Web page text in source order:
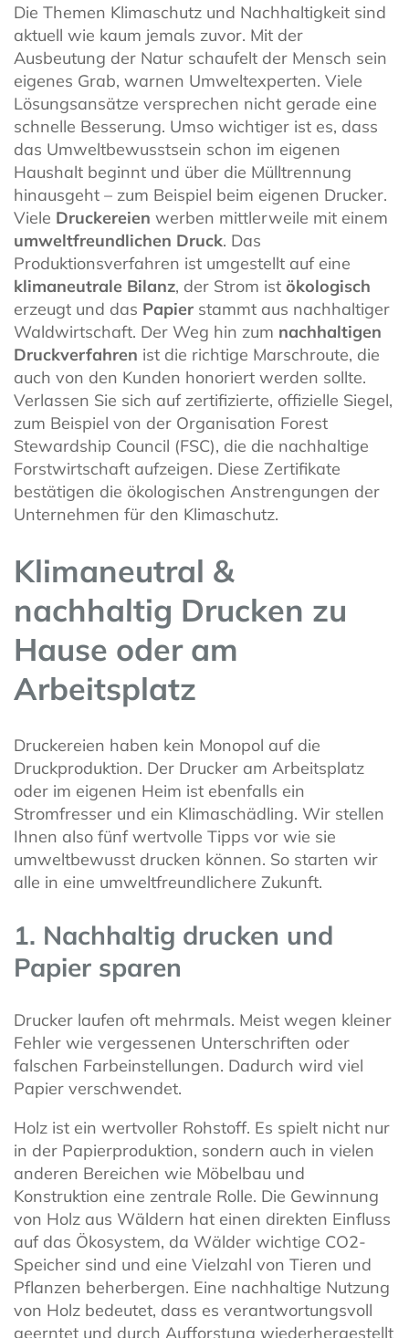
Die Themen Klimaschutz und Nachhaltigkeit sind
aktuell wie kaum jemals zuvor. Mit der
Ausbeutung der Natur schaufelt der Mensch sein
eigenes Grab, warnen Umweltexperten. Viele
Lösungsansätze versprechen nicht gerade eine
schnelle Besserung. Umso wichtiger ist es, dass
das Umweltbewusstsein schon im eigenen
Haushalt beginnt und über die Mülltrennung
hinausgeht – zum Beispiel beim eigenen Drucker.
Viele Druckereien werben mittlerweile mit einem
umweltfreundlichen Druck. Das
Produktionsverfahren ist umgestellt auf eine
klimaneutrale Bilanz, der Strom ist ökologisch
erzeugt und das Papier stammt aus nachhaltiger
Waldwirtschaft. Der Weg hin zum nachhaltigen
Druckverfahren ist die richtige Marschroute, die
auch von den Kunden honoriert werden sollte.
Verlassen Sie sich auf zertifizierte, offizielle Siegel,
zum Beispiel von der Organisation Forest
Stewardship Council (FSC), die die nachhaltige
Forstwirtschaft aufzeigen. Diese Zertifikate
bestätigen die ökologischen Anstrengungen der
Unternehmen für den Klimaschutz.
Klimaneutral &
nachhaltig Drucken zu
Hause oder am
Arbeitsplatz
Druckereien haben kein Monopol auf die
Druckproduktion. Der Drucker am Arbeitsplatz
oder im eigenen Heim ist ebenfalls ein
Stromfresser und ein Klimaschädling. Wir stellen
Ihnen also fünf wertvolle Tipps vor wie sie
umweltbewusst drucken können. So starten wir
alle in eine umweltfreundlichere Zukunft.
1. Nachhaltig drucken und
Papier sparen
Drucker laufen oft mehrmals. Meist wegen kleiner
Fehler wie vergessenen Unterschriften oder
falschen Farbeinstellungen. Dadurch wird viel
Papier verschwendet.
Holz ist ein wertvoller Rohstoff. Es spielt nicht nur
in der Papierproduktion, sondern auch in vielen
anderen Bereichen wie Möbelbau und
Konstruktion eine zentrale Rolle. Die Gewinnung
von Holz aus Wäldern hat einen direkten Einfluss
auf das Ökosystem, da Wälder wichtige CO2-
Speicher sind und eine Vielzahl von Tieren und
Pflanzen beherbergen. Eine nachhaltige Nutzung
von Holz bedeutet, dass es verantwortungsvoll
geerntet und durch Aufforstung wiederhergestellt